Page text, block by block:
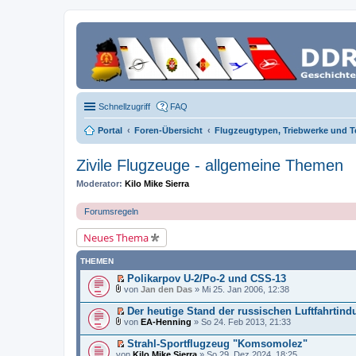
Schnellzugriff FAQ
Portal Foren-Übersicht Flugzeugtypen, Triebwerke und
Zivile Flugzeuge - allgemeine Themen
Moderator: Kilo Mike Sierra
Forumsregeln
Neues Thema
THEMEN
E
s
e
r
u
n
Polikarpov U-2/Po-2 und CSS-13
a
t
e
i
a
n
von Jan den Das » Mi 25. Jan 2006, 12:38
E
s
Der heutige Stand der russischen
a
t
von EA-Henning » So 24. Feb 2013, 21:33
E
Strahl-Sportflugzeug "Komsomolez"
von Kilo Mike Sierra » So 29. Dez 2024, 18:25